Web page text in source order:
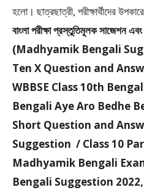
হলাে। ছাত্রছাত্রী, পরীক্ষার্থীদের
বাংলা পরীক্ষা প্রস্তুতিমূলক সাজেশন
(Madhyamik Bengali
Ten X Question and
WBBSE Class 10th
Bengali Aye Aro Bedhe
Short Question and
Suggestion / Class 10
Madhyamik Bengali
Bengali Suggestion